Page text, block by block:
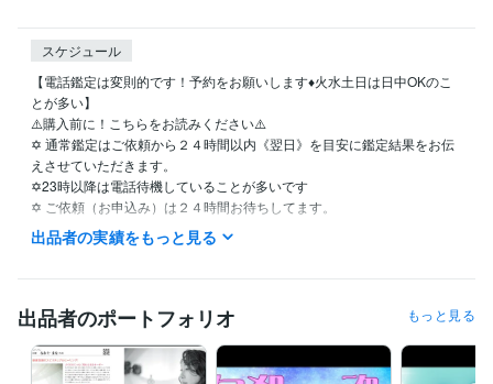
スケジュール
【電話鑑定は変則的です！予約をお願いします♦️火水土日は日中OKのこ
とが多い】
⚠️購入前に！こちらをお読みください⚠️
✡️ 通常鑑定はご依頼から２４時間以内《翌日》を目安に鑑定結果をお伝
えさせていただきます。
✡️23時以降は電話待機していることが多いです
✡️ ご依頼（お申込み）は２４時間お待ちしてます。
✡️ たくさんの付き物、魔物、悪霊、悪魔、妖怪、鬼など特殊な存在に憑
かれていらっしゃる方は、商品金額内容の範囲で施術を致します。♦️ココ
ロ・初心者でも能力開花する商品サービスも多数ございますので、ぜひ
そちらもご覧ください❤️
早く悩みを解決したい、解放されたい、そんな気持ちに寄り添います。
出品者の実績をもっと見る
出品者のポートフォリオ もっと見る